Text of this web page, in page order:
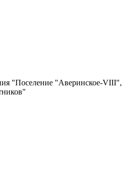
"Поселение "Аверинское-VIII",